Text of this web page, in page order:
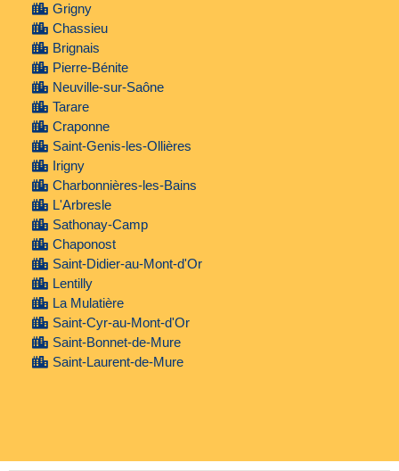
Grigny
Chassieu
Brignais
Pierre-Bénite
Neuville-sur-Saône
Tarare
Craponne
Saint-Genis-les-Ollières
Irigny
Charbonnières-les-Bains
L'Arbresle
Sathonay-Camp
Chaponost
Saint-Didier-au-Mont-d'Or
Lentilly
La Mulatière
Saint-Cyr-au-Mont-d'Or
Saint-Bonnet-de-Mure
Saint-Laurent-de-Mure